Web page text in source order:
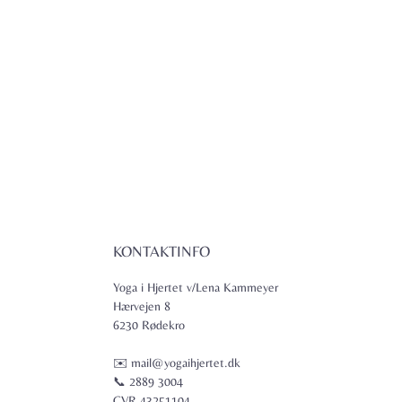
KONTAKTINFO
Yoga i Hjertet v/Lena Kammeyer
Hærvejen 8
6230 Rødekro
✉️ mail@yogaihjertet.dk
📞 2889 3004